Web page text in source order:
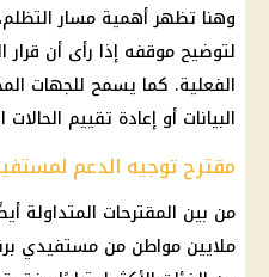
وهنا تظهر أهمية مسار
لتوضيح موقفه إذا رأى أن قرار
الفعلية. كما يسمح للجهات
البيانات أو إعادة تقييم
مقترح توجيه الدعم
ملايين مواطن من مستفيدي